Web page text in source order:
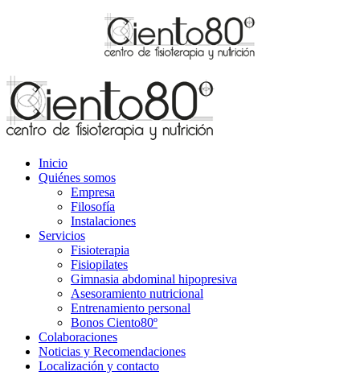
Inicio
Quiénes somos
Empresa
Filosofía
Instalaciones
Servicios
Fisioterapia
Fisiopilates
Gimnasia abdominal hipopresiva
Asesoramiento nutricional
Entrenamiento personal
Bonos Ciento80º
Colaboraciones
Noticias y Recomendaciones
Localización y contacto